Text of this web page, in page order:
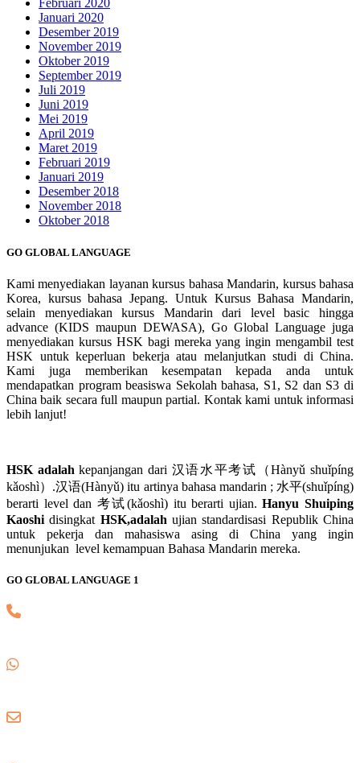
Februari 2020
Januari 2020
Desember 2019
November 2019
Oktober 2019
September 2019
Juli 2019
Juni 2019
Mei 2019
April 2019
Maret 2019
Februari 2019
Januari 2019
Desember 2018
November 2018
Oktober 2018
GO GLOBAL LANGUAGE
Kami menyediakan layanan kursus bahasa Mandarin, kursus bahasa
Korea, kursus bahasa Jepang. Untuk Kursus Bahasa Mandarin,
selain menyediakan kursus Mandarin dari level basic hingga
advance (KIDS maupun DEWASA), Go Global Language juga
menyediakan kursus HSK bagi mereka yang ingin mengambil test
HSK untuk keperluan bekerja atau melanjutkan studi di China.
Kami juga memberikan kesempatan kepada anda untuk
mendapatkan program beasiswa Sekolah bahasa, S1, S2 dan S3 di
China baik secara full maupun partial. Kontak kami untuk informasi
lebih lanjut!
HSK adalah kepanjangan dari 汉语水平考试（Hànyǔ shuǐpíng
kǎoshì）.汉语(Hànyǔ) itu artinya bahasa mandarin ; 水平(shuǐpíng)
berarti level dan 考试(kǎoshì) itu berarti ujian.Hanyu Shuiping
Kaoshi disingkat HSK,adalah ujian standardisasi Republik China
untuk pekerja dan mahasiswa asing di China yang ingin
menunjukan level kemampuan Bahasa Mandarin mereka.
GO GLOBAL LANGUAGE 1